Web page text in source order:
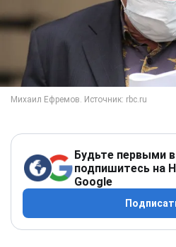
Будьте первыми
подпишитесь на
Google